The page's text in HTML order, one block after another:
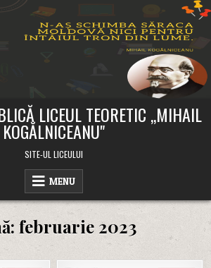
LICEUL TEORETIC ,,MIHAIL
KOGĂLNICEANU"
SITE-UL LICEULUI
MENU
februarie 2023